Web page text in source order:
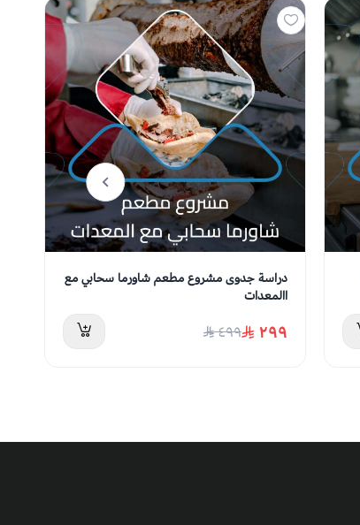
دراسة جدوى ‏‏‏‏مشروع مطعم شاورما سحابي مع
االمعدات
٢٩٩ ٤٩٩